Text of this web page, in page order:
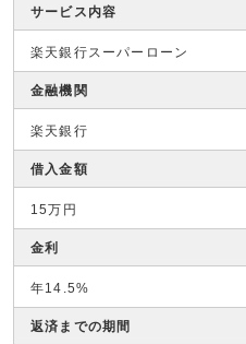
サービス内容
楽天銀行スーパーローン
金融機関
楽天銀行
借入金額
15万円
金利
年14.5%
返済までの期間